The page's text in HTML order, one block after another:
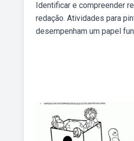
Identificar e compreender
redação. Atividades para
desempenham um papel